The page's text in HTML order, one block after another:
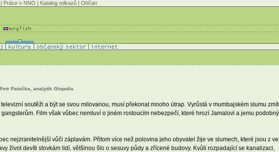
| Práce v NNO | Katalog odkazů | Občan
Patočka, analytik Glopolis
soutěži a být se svou milovanou, musí překonat mnoho útrap. Vyrůstá v mumbajském slumu
Film však vůbec nemluví o jiném rostoucím nebezpečí, které hrozí Jamalovi a jemu
nejzranitelnější vůči záplavám. Přitom více než polovina jeho obyvatel žije ve slumech, které jsou z
život devíti stovkám lidí, většinou šlo o sesuvy půdy a zřícené budovy. Kvůli rozpadající se kanalizaci,